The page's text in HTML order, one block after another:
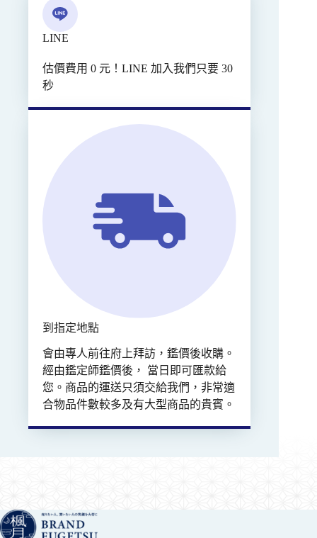
LINE
估價費用 0 元！LINE 加入我們只要 30
秒
到指定地點
會由專人前往府上拜訪，鑑價後收購。
經由鑑定師鑑價後， 當日即可匯款給
您。商品的運送只須交給我們，非常適
合物品件數較多及有大型商品的貴賓。